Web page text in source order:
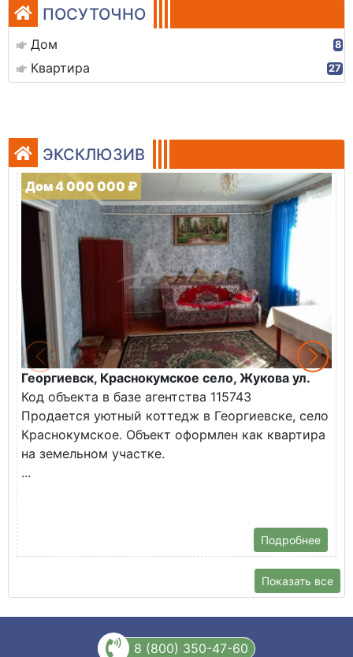
ПОСУТОЧНО
Дом 8
Квартира 27
ЭКСКЛЮЗИВ
Дом 4 000 000 ₽
Георгиевск, Краснокумское село, Жукова ул.
Код объекта в базе агентства 115743
Продается уютный коттедж в Георгиевске, село
Краснокумское. Объект оформлен как квартира
на земельном участке.
...
Подробнее
Показать все
8 (800) 350-47-60